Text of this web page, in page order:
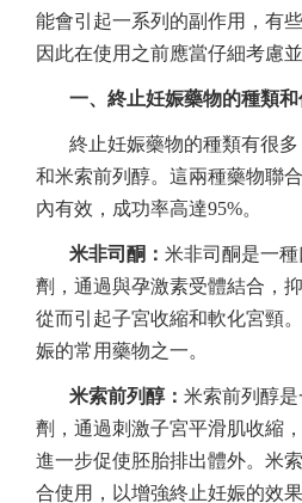
能會引起一系列的副作用，有
因此在使用之前應當仔細考慮並
一、終止妊娠藥物的種類
終止妊娠藥物的種類有很
和米索前列醇。這兩種藥物聯
內有效，成功率高達95%。
米非司酮： 米非司酮是一
劑，通過與孕激素受體結合，
從而引起子宮收縮和軟化宮頸
娠的常用藥物之一。
米索前列醇： 米索前列醇
劑，通過刺激子宮平滑肌收縮
進一步促使胚胎排出體外。米
合使用，以增強終止妊娠的效果